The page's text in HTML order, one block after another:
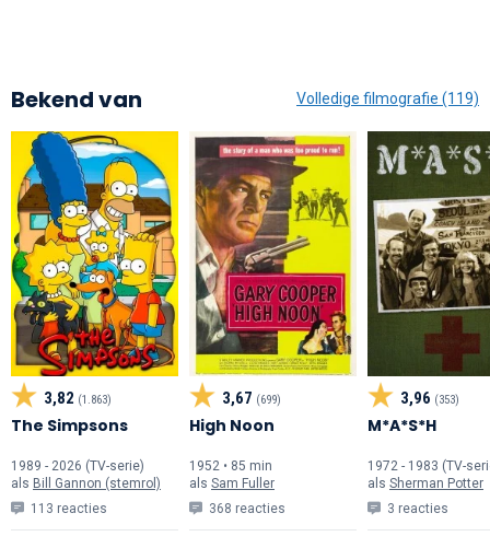
Bekend van Volledige filmografie (119)
3,82 (1.863)
The Simpsons
1989 - 2026 (TV-serie)
als Bill Gannon (stemrol)
113 reacties
3,67 (699)
High Noon
1952 • 85 min
als Sam Fuller
368 reacties
3,96 (353)
M*A*S*H
1972 - 1983 (TV-
als Sherman Potter
3 reacties